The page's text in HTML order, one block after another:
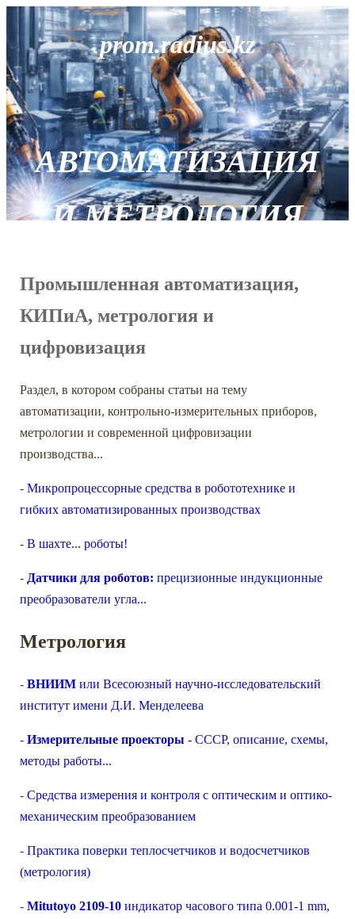
prom.radius.kz
АВТОМАТИЗАЦИЯ
И МЕТРОЛОГИЯ
Промышленная автоматизация,
КИПиА, метрология и
цифровизация
Раздел, в котором собраны статьи на тему
автоматизации, контрольно-измерительных приборов,
метрологии и современной цифровизации
производства...
-Микропроцессорные средства в робототехнике и
гибких автоматизированных производствах
-В шахте... роботы!
- Датчики для роботов: прецизионные индукционные
преобразователи угла...
Метрология
-ВНИИМ или Всесоюзный научно-исследовательский
институт имени Д.И. Менделеева
-Измерительные проекторы - СССР, описание, схемы,
методы работы...
-Средства измерения и контроля с оптическим и оптико-
механическим преобразованием
-Практика поверки теплосчетчиков и водосчетчиков
(метрология)
-Mitutoyo 2109-10 индикатор часового типа 0.001-1 mm,